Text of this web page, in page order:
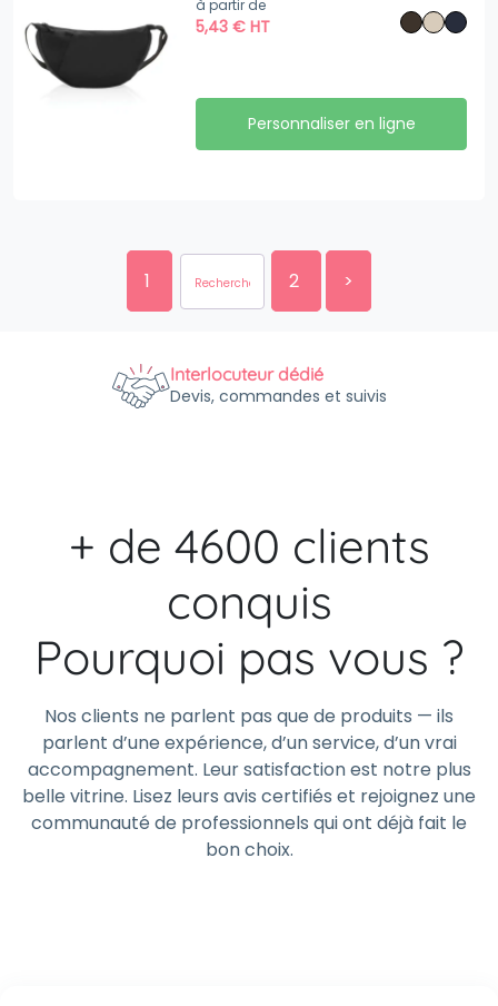
à partir de
5,43€ HT
Personnaliser en ligne
1 2 >
Interlocuteur dédié
Devis, commandes et suivis
+ de 4600 clients
conquis
Pourquoi pas vous ?
Nos clients ne parlent pas que de produits — ils
parlent d’une expérience, d’un service, d’un vrai
accompagnement. Leur satisfaction est notre plus
belle vitrine. Lisez leurs avis certifiés et rejoignez une
communauté de professionnels qui ont déjà fait le
bon choix.